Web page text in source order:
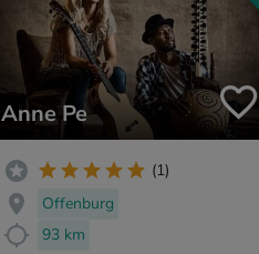
Anne Pe
(1)
Offenburg
93 km